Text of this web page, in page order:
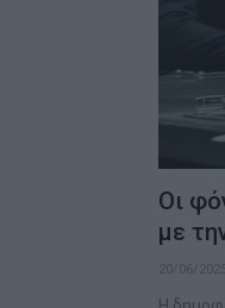
Οι
με
20/06/